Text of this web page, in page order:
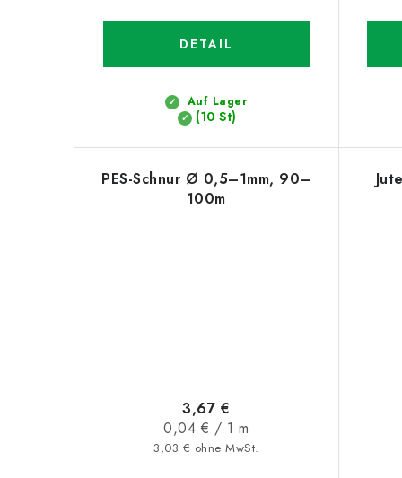
Auf Lager
(10 St)
DETAIL
PES-Schnur Ø 0,5–1mm, 90–
100m
3,03 € ohne MwSt.
3,67 €
Verkaufspreis:
0,04 € / 1 m